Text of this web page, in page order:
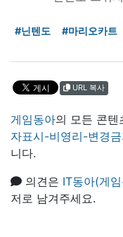
#닌텐도 #마리오카트
URL 복사
게임동아의 모든 콘텐
자표시-비영리-변경
니다.
의견은 IT동아(게
저로 남겨주세요.